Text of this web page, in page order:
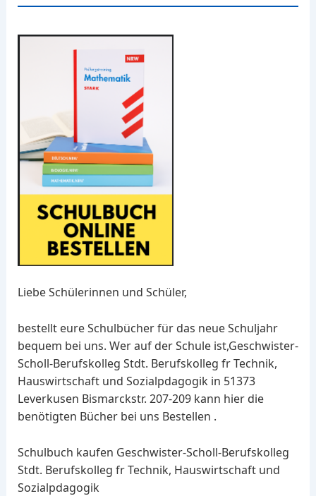
Liebe Schülerinnen und Schüler,
bestellt eure Schulbücher für das neue Schuljahr
bequem bei uns. Wer auf der Schule ist,Geschwister-
Scholl-Berufskolleg Stdt. Berufskolleg fr Technik,
Hauswirtschaft und Sozialpdagogik in 51373
Leverkusen Bismarckstr. 207-209 kann hier die
benötigten Bücher bei uns Bestellen .
Schulbuch kaufen Geschwister-Scholl-Berufskolleg
Stdt. Berufskolleg fr Technik, Hauswirtschaft und
Sozialpdagogik